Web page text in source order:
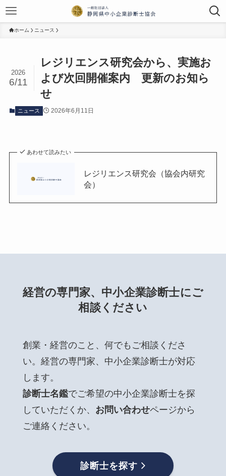
ホーム ニュース
レジリエンス研究会から、実施お
よび次回開催案内 更新のお知ら
せ
2026
6/11
ニュース 2026年6月11日
あわせて読みたい
レジリエンス研究会（協会内研究
会）
経営の専門家、中小企業診断士にご
相談ください
創業・経営のこと、何でもご相談くださ
い。経営の専門家、中小企業診断士が対応
します。
診断士名鑑でご希望の中小企業診断士を探
していただくか、 お問い合わせページから
ご連絡ください。
診断士を探す